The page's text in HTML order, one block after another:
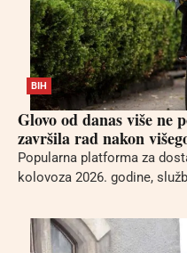
BIH
Glovo od danas više ne
završila rad nakon
Popularna platforma za
kolovoza 2026. godine,